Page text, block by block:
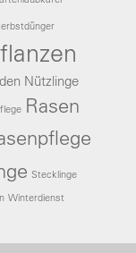
Nützlinge
Rasen
Stecklinge
Winterdienst